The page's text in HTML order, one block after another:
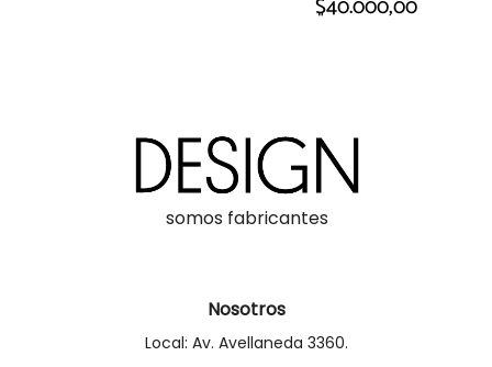
$40.000,00
somos fabricantes
Nosotros
Local: Av. Avellaneda 3360.